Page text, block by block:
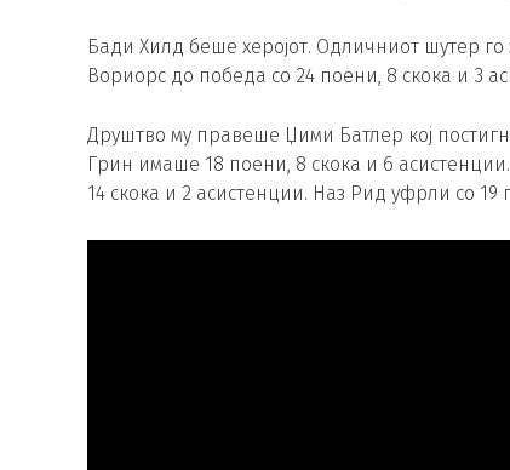
Бади Хилд беше херојот. Одличниот шутер
Вориорс до победа со 24 поени, 8 скока и 3
Друштво му правеше Џими Батлер кој
Грин имаше 18 поени, 8 скока и 6
14 скока и 2 асистенции. Наз Рид уфрли со